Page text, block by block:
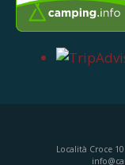
Località Croce